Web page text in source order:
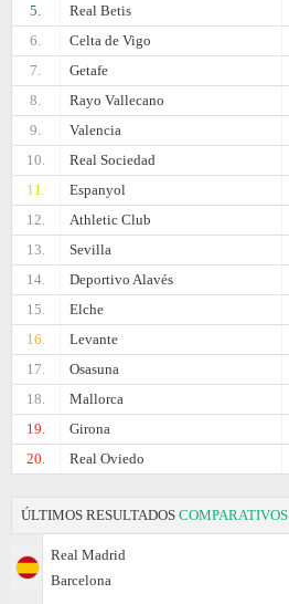
5.
Real Betis
6.
Celta de Vigo
7.
Getafe
8.
Rayo Vallecano
9.
Valencia
10.
Real Sociedad
11.
Espanyol
12.
Athletic Club
13.
Sevilla
14.
Deportivo Alavés
15.
Elche
16.
Levante
17.
Osasuna
18.
Mallorca
19.
Girona
20.
Real Oviedo
ÚLTIMOS RESULTADOS COMPARATIVOS
Real Madrid
Barcelona